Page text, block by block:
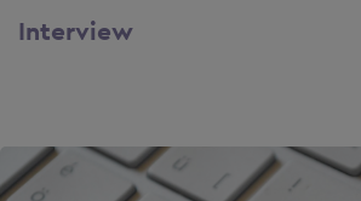
Interview